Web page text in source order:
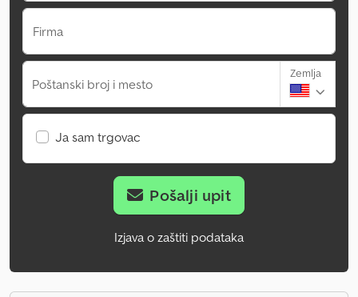
Firma
Poštanski broj i mesto
Zemlja
Ja sam trgovac
Pošalji upit
Izjava o zaštiti podataka